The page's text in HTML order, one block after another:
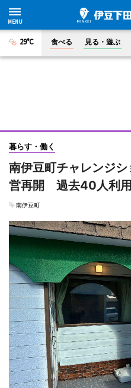
29°C 食べる 見る・遊ぶ
暮らす・働く
南伊豆町チャレンジ
営再開 過去40人利
南伊豆町